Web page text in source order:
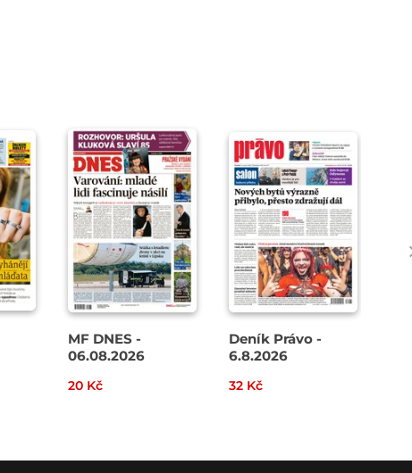
MF DNES -
06.08.2026
20 Kč
Deník Právo -
6.8.2026
32 Kč